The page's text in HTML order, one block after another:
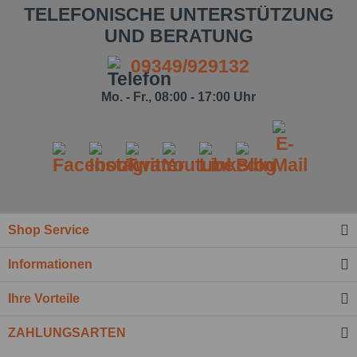
zur Kenntnis
genommen.*
Felder mit * sind Pflichtfelder.
TELEFONISCHE UNTERSTÜTZUNG
UND BERATUNG
09349/929132
Mo. - Fr., 08:00 - 17:00 Uhr
Shop Service
Informationen
Ihre Vorteile
ZAHLUNGSARTEN